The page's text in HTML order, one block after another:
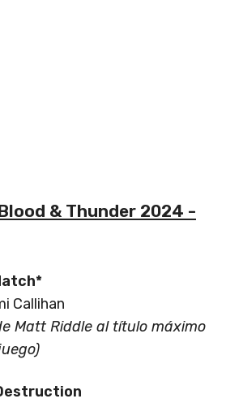
& Thunder 2024 -
Callihan
Matt Riddle al título máximo